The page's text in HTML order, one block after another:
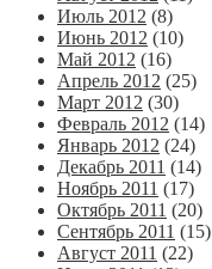
Июль 2012 (8)
Июнь 2012 (10)
Май 2012 (16)
Апрель 2012 (25)
Март 2012 (30)
Февраль 2012 (14)
Январь 2012 (24)
Декабрь 2011 (14)
Ноябрь 2011 (17)
Октябрь 2011 (20)
Сентябрь 2011 (15)
Август 2011 (22)